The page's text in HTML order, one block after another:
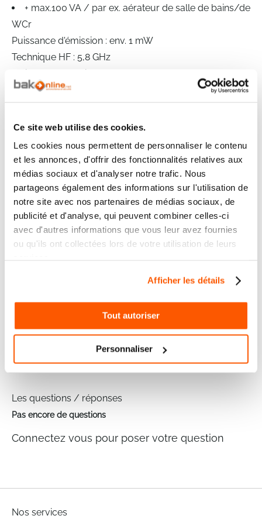
Ce site web utilise des cookies.
Les cookies nous permettent de personnaliser le contenu
et les annonces, d'offrir des fonctionnalités relatives aux
médias sociaux et d'analyser notre trafic. Nous
partageons également des informations sur l'utilisation de
notre site avec nos partenaires de médias sociaux, de
publicité et d'analyse, qui peuvent combiner celles-ci
avec d'autres informations que vous leur avez fournies
ou qu'ils ont collectées lors de votre utilisation de leurs
Afficher les détails
Tout autoriser
Personnaliser
+ max.100 VA / par ex. aérateur de salle de bains/de
WCr
Puissance d'émission : env. 1 mW
Technique HF : 5,8 GHz
Indice de protection : IP 44
Classe de protection : II
Angle de détection : 360° avec ouverture angulaire de
le cas échéant à travers le verre, le bois et les cloisons
légères
Portée : Ø 1 – 8 m, réglable en continu
Réglage de crépuscularité : 2 – 2000 lux
Temporisation : 5 s – 15 min
Marque STEINEL
Il n'y a pas encore d'avis sur ce produit
Les questions / réponses
Pas encore de questions
Connectez vous pour poser votre question
Nos services